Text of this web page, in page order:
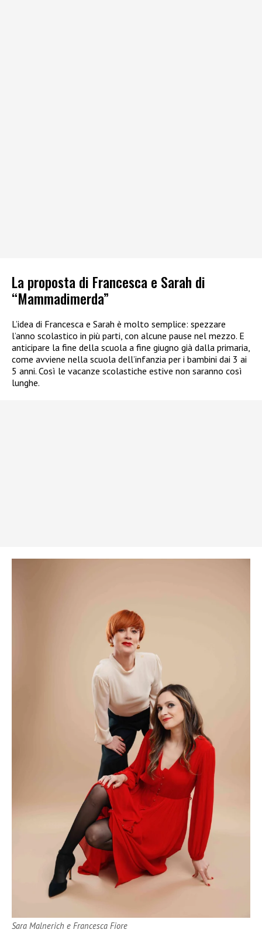
La proposta di Francesca e Sarah di
“Mammadimerda”
L’idea di Francesca e Sarah è molto semplice: spezzare
l’anno scolastico in più parti, con alcune pause nel mezzo. E
anticipare la fine della scuola a fine giugno già dalla primaria,
come avviene nella scuola dell’infanzia per i bambini dai 3 ai
5 anni. Così le vacanze scolastiche estive non saranno così
lunghe.
Sara Malnerich e Francesca Fiore